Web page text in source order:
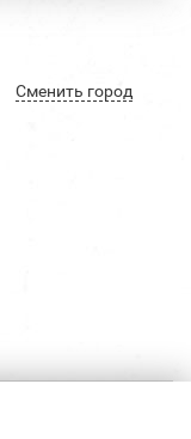
Cменить город